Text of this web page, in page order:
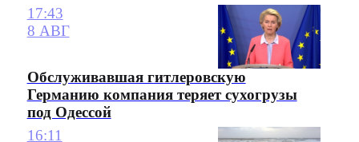
17:43
8 АВГ
Обслуживавшая гитлеровскую
Германию компания теряет сухогрузы
под Одессой
16:11